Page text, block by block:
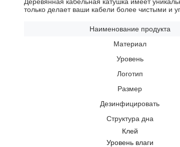
только делает ваши кабели более чистыми и
Наименование продукта
Материал
Уровень
Логотип
Размер
Дезинфицировать
Структура дна
Клей
Уровень влаги